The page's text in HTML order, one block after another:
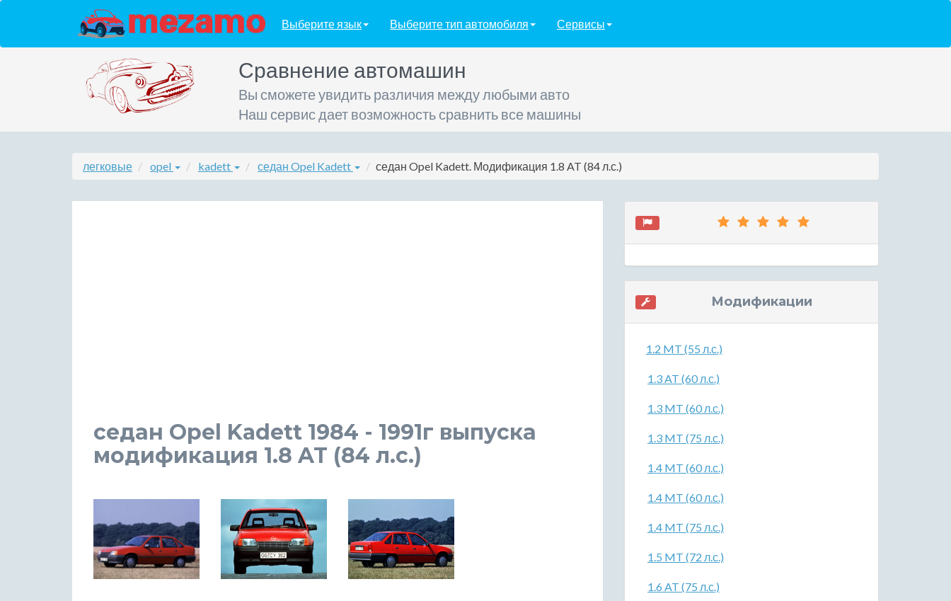
Выберите язык Выберите тип автомобиля Сервисы
Сравнение автомашин
Вы сможете увидить различия между любыми авто
Наш сервис дает возможность сравнить все машины
легковые opel kadett седан Opel Kadett седан Opel Kadett. Модификация 1.8 AT (84 л.с.)
седан Opel Kadett 1984 - 1991г выпуска
модификация 1.8 AT (84 л.с.)
Модификации
1.2 MT (55 л.с.)
1.3 AT (60 л.с.)
1.3 MT (60 л.с.)
1.3 MT (75 л.с.)
1.4 MT (60 л.с.)
1.4 MT (60 л.с.)
1.4 MT (75 л.с.)
1.5 MT (72 л.с.)
1.6 AT (75 л.с.)